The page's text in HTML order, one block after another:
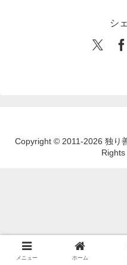
シ
Copyright © 2011-2026 独り
Rights
メニュー ホーム